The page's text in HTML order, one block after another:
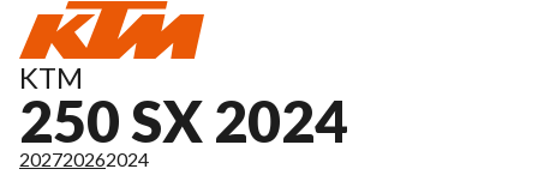
KTM
250 SX 2024
202720262024